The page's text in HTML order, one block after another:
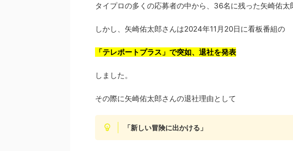
タイプロの多くの応募者の中から、36名に残った矢崎佑太
しかし、矢崎佑太郎さんは2024年11月20日に看板番組の
「テレポートプラス」で突如、退社を発表
しました。
その際に矢崎佑太郎さんの退社理由として
「新しい冒険に出かける」